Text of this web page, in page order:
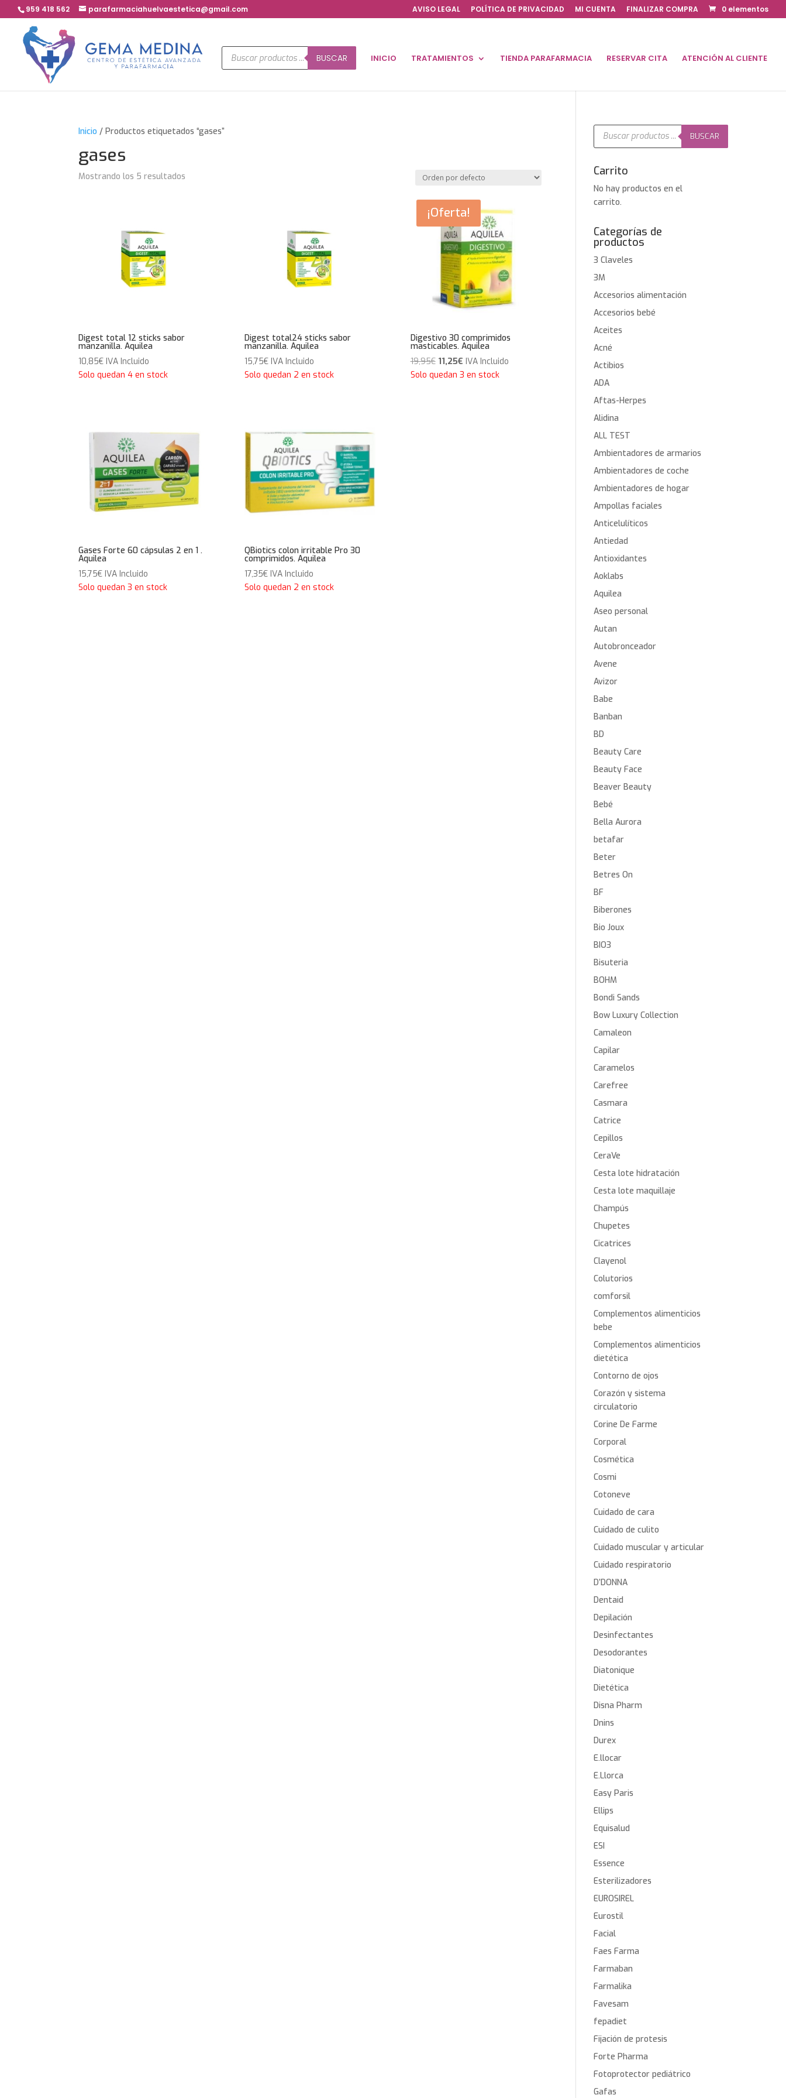
959 418 562 parafarmaciahuelvaestetica@gmail.com AVISO LEGAL POLÍTICA DE PRIVACIDAD MI CUENTA FINALIZAR COMPRA 0 elementos
Búsqueda
de
productos
BUSCAR INICIO TRATAMIENTOS TIENDA PARAFARMACIA RESERVAR CITA ATENCIÓN AL CLIENTE
Inicio / Productos etiquetados “gases”
gases
Mostrando los 5 resultados
Digest total 12 sticks sabor
manzanilla. Aquilea
10,85€ IVA Incluido
Solo quedan 4 en stock
Digest total24 sticks sabor
manzanilla. Aquilea
15,75€ IVA Incluido
Solo quedan 2 en stock
¡Oferta!
Digestivo 30 comprimidos
masticables. Aquilea
19,95€ El
precio
11,25€El
precio
IVA Incluido
Solo quedan 3 en stock
Gases Forte 60 cápsulas 2 en 1 .
Aquilea
15,75€ IVA Incluido
Solo quedan 3 en stock
QBiotics colon irritable Pro 30
comprimidos. Aquilea
17,35€ IVA Incluido
Solo quedan 2 en stock
Búsqueda
productos
BUSCAR
Carrito
No hay productos en el
carrito.
Categorías de
productos
3 Claveles
3M
Accesorios alimentación
Accesorios bebé
Aceites
Acné
Actibios
ADA
Aftas-Herpes
Alidina
ALL TEST
Ambientadores de armarios
Ambientadores de coche
Ambientadores de hogar
Ampollas faciales
Anticelulíticos
Antiedad
Antioxidantes
Aoklabs
Aquilea
Aseo personal
Autan
Autobronceador
Avene
Avizor
Babe
Banban
BD
Beauty Care
Beauty Face
Beaver Beauty
Bebé
Bella Aurora
betafar
Beter
Betres On
BF
Biberones
Bio Joux
BIO3
Bisuteria
BOHM
Bondi Sands
Bow Luxury Collection
Camaleon
Capilar
Caramelos
Carefree
Casmara
Catrice
Cepillos
CeraVe
Cesta lote hidratación
Cesta lote maquillaje
Champús
Chupetes
Cicatrices
Clayenol
Colutorios
comforsil
Complementos alimenticios
bebe
Complementos alimenticios
dietética
Contorno de ojos
Corazón y sistema
circulatorio
Corine De Farme
Corporal
Cosmética
Cosmi
Cotoneve
Cuidado de cara
Cuidado de culito
Cuidado muscular y articular
Cuidado respiratorio
D’DONNA
Dentaid
Depilación
Desinfectantes
Desodorantes
Diatonique
Dietética
Disna Pharm
Dnins
Durex
E.llocar
E.Llorca
Easy Paris
Ellips
Equisalud
ESI
Essence
Esterilizadores
EUROSIREL
Eurostil
Facial
Faes Farma
Farmaban
Farmalika
Favesam
fepadiet
Fijación de protesis
Forte Pharma
Fotoprotector pediátrico
Gafas